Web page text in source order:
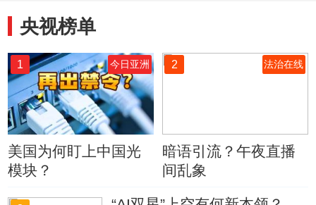
央视榜单
1 今日亚洲
美国为何盯上中国光
模块？
2 法治在线
暗语引流？午夜直播
间乱象